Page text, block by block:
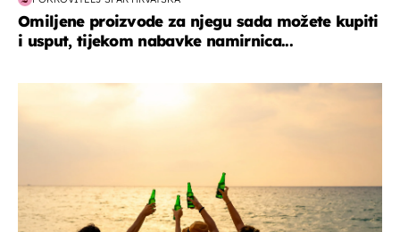
Omiljene proizvode za njegu sada možete kupiti
i usput, tijekom nabavke namirnica...